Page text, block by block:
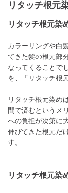
リタッチ根元
リタッチ根元染
カラーリングや白
てきた髪の根元部
なってくることで
を、「リタッチ根
リタッチ根元染め
間で済むというメ
への負担が次第に
伸びてきた根元だ
す。
リタッチ根元染